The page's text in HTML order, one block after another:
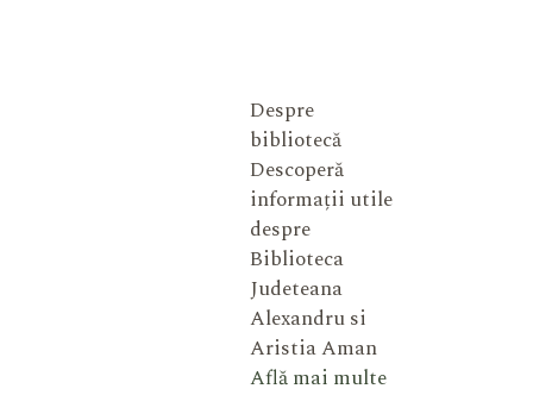
Despre
bibliotecă
Descoperă
informații utile
despre
Biblioteca
Judeteana
Alexandru si
Aristia Aman
Află mai multe